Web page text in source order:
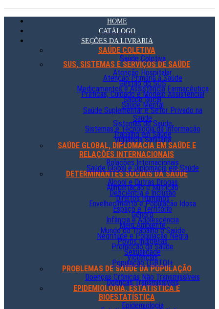
HOME
CATÁLOGO
SEÇÕES DA LIVRARIA
SAÚDE COLETIVA
Saúde Coletiva
SUS, SISTEMAS E SERVIÇOS DE SAÚDE
Atenção Hospitalar
Atenção Primária à Saúde
Gestão do SUS
Medicamentos e Assistência Farmacêutica
Práticas, Cuidado e Modelo Assistencial
Saúde Bucal
Saúde Mental
Saúde Suplementar e Setor Privado na
Saúde
Sistemas de Saúde
Sistemas e Tecnologia da Informação
Trabalho em Saúde
Vigilância Sanitária
SAÚDE GLOBAL, DIPLOMACIA EM SAÚDE E
RELAÇÕES INTERNACIONAIS
Relações Internacionais
Saúde Global e Diplomacia em Saúde
DETERMINANTES SOCIAIS DA SAÚDE
Álcool e Outras Drogas
Alimentação e Nutrição
Deficiência e Inclusão
Direitos Humanos
Envelhecimento e População Idosa
Espaço e Território
Gênero
Infância e Adolescência
Meio Ambiente
Mundo do Trabalho e Saúde
Negritude e População Negra
Povos Indígenas
Promoção da Saúde
Sexualidade
Violências
População LGBTQI+
PROBLEMAS DE SAÚDE DA POPULAÇÃO
Doenças Crônicas Não Transmissíveis
Doenças Transmissíveis
EPIDEMIOLOGIA, ESTATÍSTICA E
BIOESTATÍSTICA
Epidemiologia